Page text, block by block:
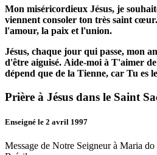
Mon miséricordieux Jésus, je
viennent consoler ton très saint cœur.
l'amour, la paix et l'union.
Jésus, chaque jour qui passe, mon
d'être aiguisé. Aide-moi à T'aimer
dépend que de la Tienne, car Tu es
Prière à Jésus dans le Saint
Enseigné le 2 avril 1997
Message de Notre Seigneur à Maria